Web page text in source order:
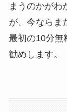
まうのかがわ
が、今ならま
最初の10分無
勧めします。